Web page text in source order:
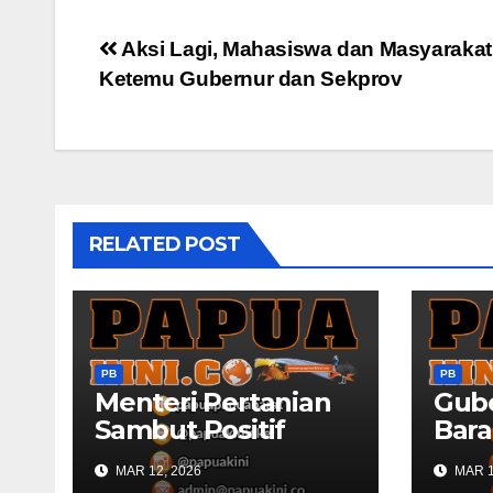
Post
Aksi Lagi, Mahasiswa dan
Ketemu Gubernur dan Sekprov
RELATED POST
PB
Menteri Pertanian
Sambut Positif
Rencana
Pencetakah Sawah
MAR 12, 2026
PB
MAR